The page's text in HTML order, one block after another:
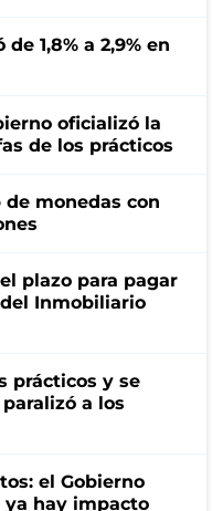
1,8% a 2,9% en
oficializó la
de los prácticos
monedas con
plazo para pagar
Inmobiliario
prácticos y se
a los
el Gobierno
ya hay impacto